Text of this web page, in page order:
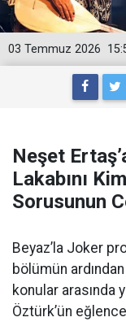
03 Temmuz 2026
Neşet
Lakabını
Sorusunun
Beyaz’la Joker
bölümün
konular arasında
Öztürk’ün